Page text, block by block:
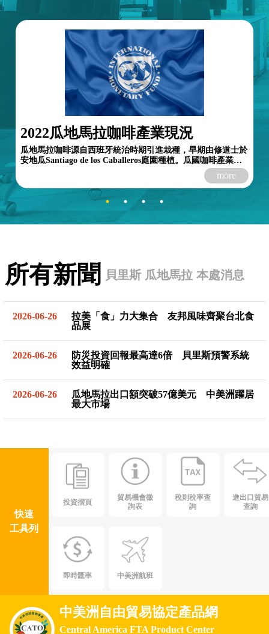
2022瓜地馬拉咖啡產業現況
瓜地馬拉咖啡源自西班牙統治時期引進栽種，早期由修道士於
安地瓜Santiago de los Caballeros庭園種植。瓜國咖啡產業自
more
所有新聞 貝里斯 瓜地馬拉 本處消息
2026-06-26
拉美「食」力大集合 友邦風味齊聚台北食
品展
2026-06-26
防災投資回報最高達6倍 貝里斯預警系統
效益明確
2026-06-26
瓜地馬拉出口額突破57億美元 中美洲躍居
最大市場
快速
工具列
投資摺頁
貿易機會徵
詢表
稅則稅率查
詢
進出口貿易
查詢
即時匯率 中美洲航班
中美洲自由貿易協定產品網
Central America FTA Product Center